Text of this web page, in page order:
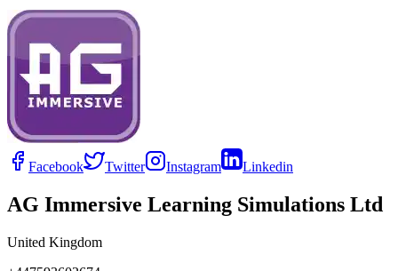
Facebook Twitter Instagram Linkedin
AG Immersive Learning Simulations Ltd
United Kingdom